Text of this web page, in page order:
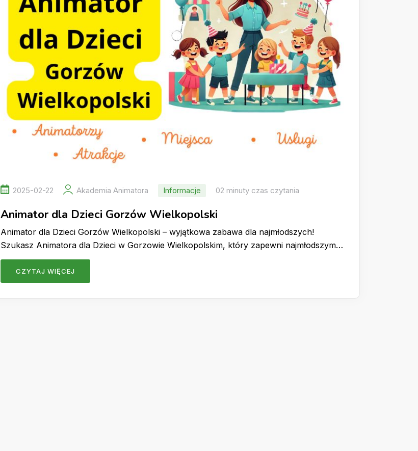
2025-02-22 Akademia Animatora Informacje 02 minuty czas czytania
Animator dla Dzieci Gorzów Wielkopolski
Animator dla Dzieci Gorzów Wielkopolski – wyjątkowa zabawa dla najmłodszych!
Szukasz Animatora dla Dzieci w Gorzowie Wielkopolskim, który zapewni najmłodszym…
CZYTAJ WIĘCEJ